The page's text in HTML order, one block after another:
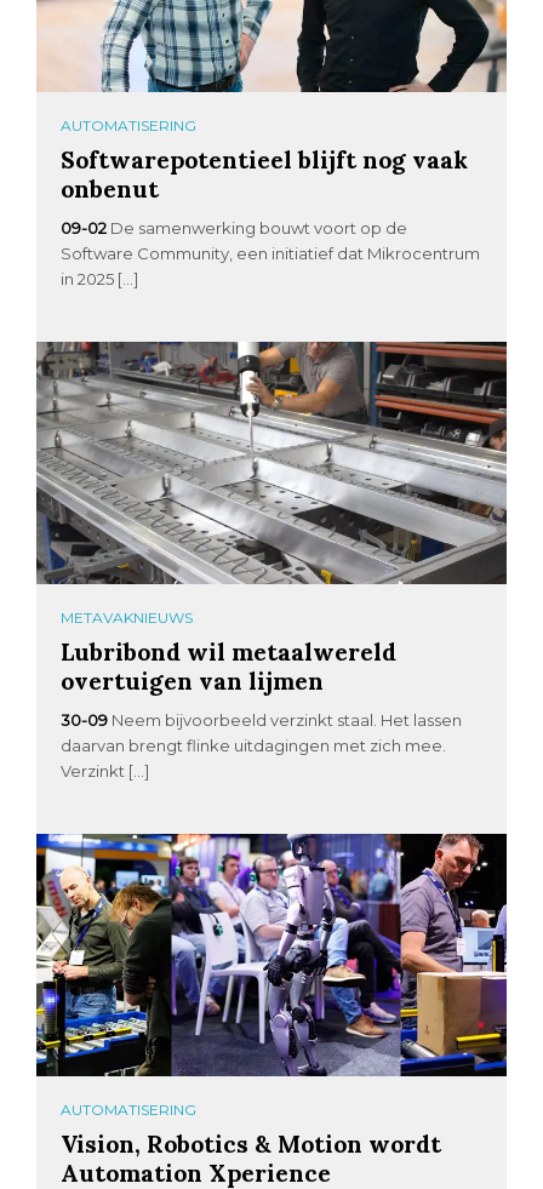
AUTOMATISERING
Softwarepotentieel blijft nog vaak
onbenut
09-02 De samenwerking bouwt voort op de
Software Community, een initiatief dat Mikrocentrum
in 2025 […]
METAVAKNIEUWS
Lubribond wil metaalwereld
overtuigen van lijmen
30-09 Neem bijvoorbeeld verzinkt staal. Het lassen
daarvan brengt flinke uitdagingen met zich mee.
Verzinkt […]
AUTOMATISERING
Vision, Robotics & Motion wordt
Automation Xperience